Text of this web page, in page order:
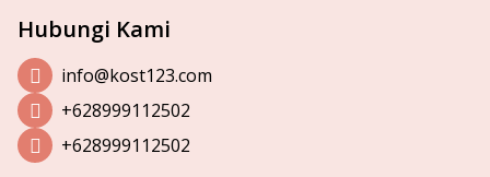
Hubungi Kami
info@kost123.com
+628999112502
+628999112502